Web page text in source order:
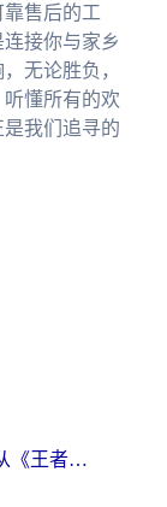
售后的工
接你与家乡
无论胜负，
懂所有的欢
我们追寻的
人在海外，如何顺畅玩国服？从《王者荣耀》到《云图计划》的加速器终极指南